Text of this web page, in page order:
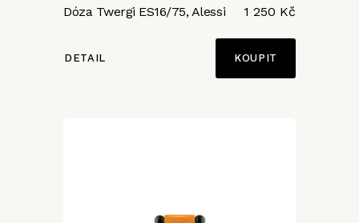
Dóza Twergi ES16/75, Alessi 1 250 Kč
DETAIL